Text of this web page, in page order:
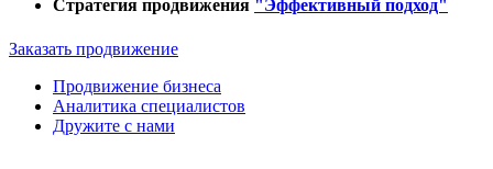
Стратегия продвижения "Эффективный подход"
Заказать продвижение
Продвижение бизнеса
Аналитика специалистов
Дружите с нами